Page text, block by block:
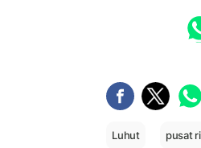
Luhut pusat